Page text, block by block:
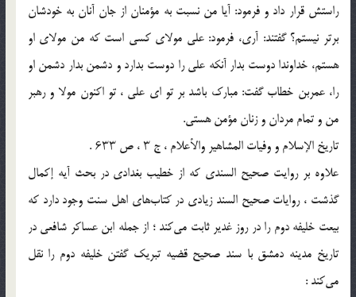
راستش قرار داد و فرمود: آیا من نسبت به مؤمنان از جان آنان به خودشان
برتر نیستم؟ گفتند: آری، فرمود: علی مولای کسی است که من مولای او
هستم، خداوندا دوست بدار آنکه علی را دوست بدارد و دشمن بدار دشمن او
را، عمربن خطاب گفت: مبارک باشد بر تو ای علی ، تو اکنون مولا و رهبر
من و تمام مردان و زنان مؤمن هستی.
تاریخ الإسلام و وفیات المشاهیر والأعلام ، ج ۳ ، ص ۶۳۳ .
علاوه بر روایت صحیح السندی که از خطیب بغدادی در بحث آیه إکمال
گذشت‌ ، روایات صحیح السند زیادی در کتاب‌های اهل سنت وجود دارد که
بیعت خلیفه دوم را در روز غدیر ثابت می‌کند ؛ از جمله ابن عساکر شافعی در
تاریخ مدینه دمشق با سند صحیح قضیه تبریک گفتن خلیفه دوم را نقل
می‌کند :